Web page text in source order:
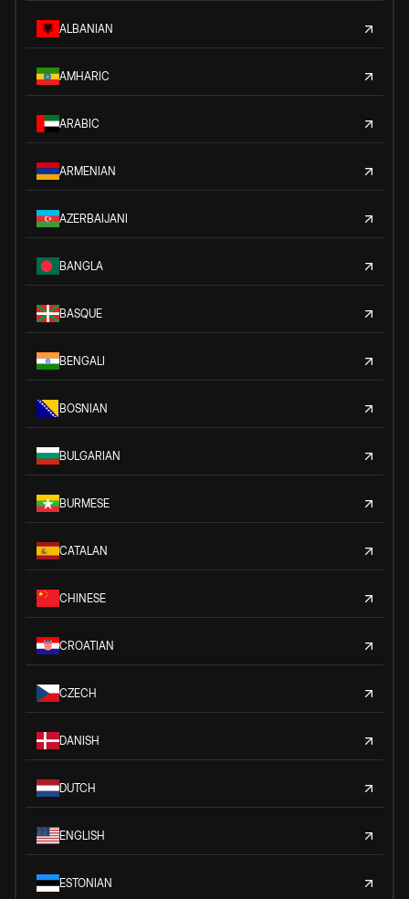
ALBANIAN
AMHARIC
ARABIC
ARMENIAN
AZERBAIJANI
BANGLA
BASQUE
BENGALI
BOSNIAN
BULGARIAN
BURMESE
CATALAN
CHINESE
CROATIAN
CZECH
DANISH
DUTCH
ENGLISH
ESTONIAN